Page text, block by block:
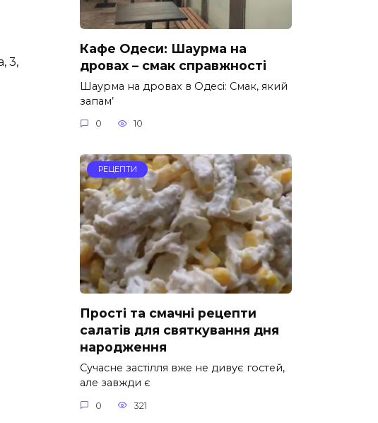
3,
Кафе Одеси: Шаурма на
дровах – смак справжності
Шаурма на дровах в Одесі: Смак, який
запам’
0 10
РЕЦЕПТИ
Прості та смачні рецепти
салатів для святкування дня
народження
Сучасне застілля вже не дивує гостей,
але завжди є
0 321